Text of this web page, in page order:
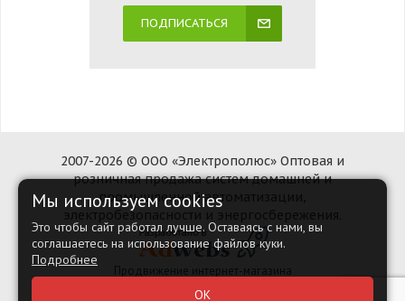
ПОДПИСАТЬСЯ
2007-2026 © ООО «Электрополюс» Оптовая и
розничная продажа систем домашней и
промышленной автоматизации,
электробезопасности и энергосбережения.
Наверх
Мы используем cookies
Это чтобы сайт работал лучше. Оставаясь с нами, вы
соглашаетесь на использование файлов куки.
Подробнее
ОК